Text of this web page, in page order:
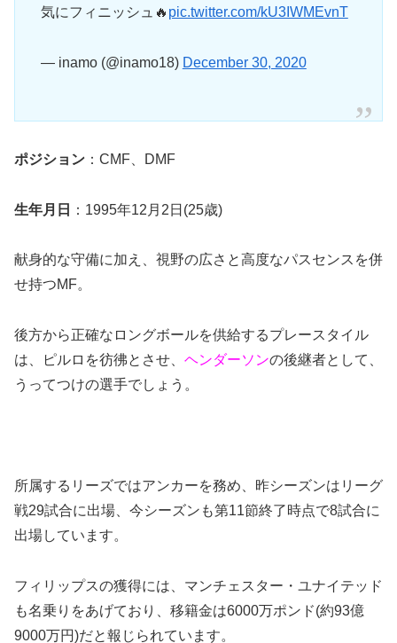
気にフィニッシュ🔥 pic.twitter.com/kU3IWMEvnT
— inamo (@inamo18) December 30, 2020
ポジション ：CMF、DMF
生年月日 ：1995年12月2日(25歳)
献身的な守備に加え、視野の広さと高度なパスセンスを併
せ持つMF。
後方から正確なロングボールを供給するプレースタイル
は、ピルロを彷彿とさせ、 ヘンダーソンの後継者として、
うってつけの選手でしょう。
所属するリーズではアンカーを務め、昨シーズンはリーグ
戦29試合に出場、今シーズンも第11節終了時点で8試合に
出場しています。
フィリップスの獲得には、マンチェスター・ユナイテッド
も名乗りをあげており、移籍金は6000万ポンド(約93億
9000万円)だと報じられています。